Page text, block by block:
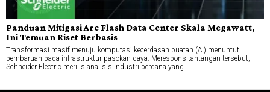
Panduan Mitigasi Arc Flash Data Center Skala Megawatt,
Ini Temuan Riset Berbasis
Transformasi masif menuju komputasi kecerdasan buatan (AI) menuntut
pembaruan pada infrastruktur pasokan daya. Merespons tantangan tersebut,
Schneider Electric merilis analisis industri perdana yang